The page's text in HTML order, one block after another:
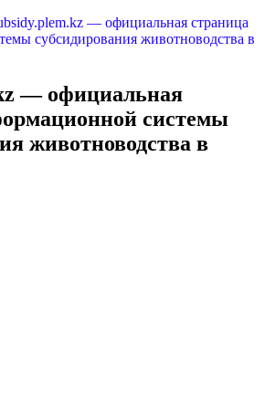
— официальная страница
субсидирования животноводства в
— официальная
системы
животноводства в